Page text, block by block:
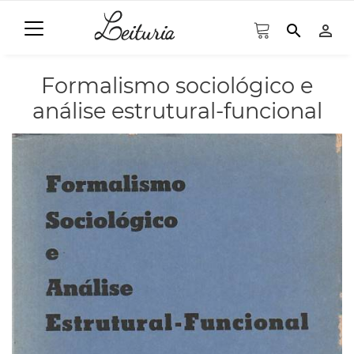
search person_outline
Formalismo sociológico e
análise estrutural-funcional